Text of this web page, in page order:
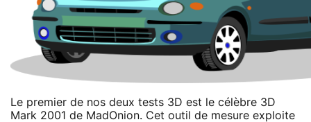
Le premier de nos deux tests 3D est le célèbre 3D
Mark 2001 de MadOnion. Cet outil de mesure exploite